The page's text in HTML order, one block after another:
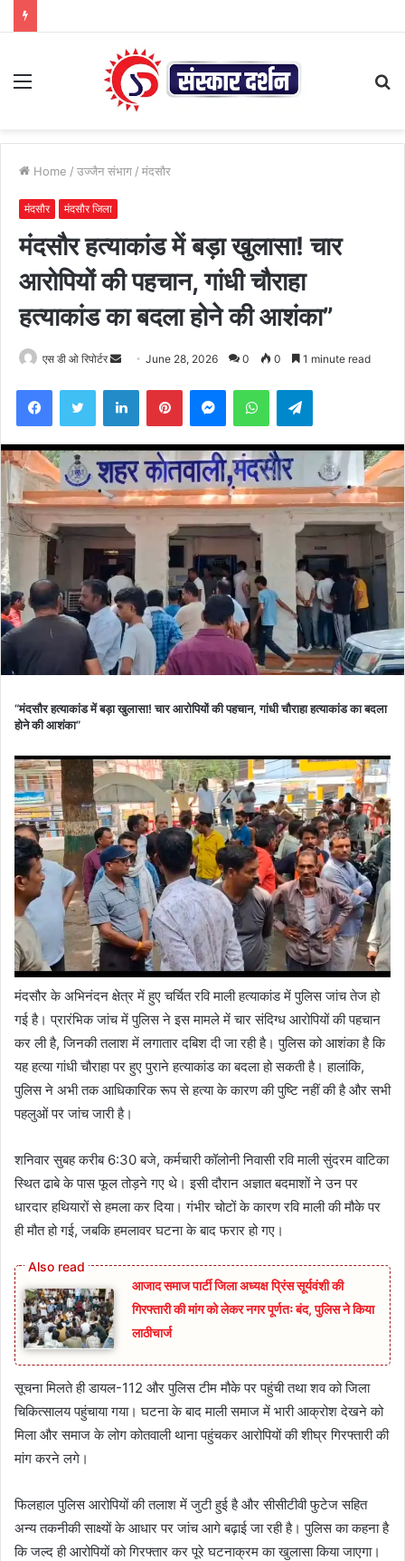
Menu
Home / उज्जैन संभाग / मंदसौर
मंदसौर मंदसौर जिला
मंदसौर हत्याकांड में बड़ा खुलासा! चार
आरोपियों की पहचान, गांधी चौराहा
हत्याकांड का बदला होने की आशंका”
एस डी ओ रिपोर्टर
Send June 28, 2026 0 0 1 minute read
FacebookTwitter LinkedInPinterestMessengerWhatsAppTelegram
“मंदसौर हत्याकांड में बड़ा खुलासा! चार आरोपियों की पहचान, गांधी चौराहा हत्याकांड का बदला
होने की आशंका”
मंदसौर के अभिनंदन क्षेत्र में हुए चर्चित रवि माली हत्याकांड में पुलिस जांच तेज हो
गई है। प्रारंभिक जांच में पुलिस ने इस मामले में चार संदिग्ध आरोपियों की पहचान
कर ली है, जिनकी तलाश में लगातार दबिश दी जा रही है। पुलिस को आशंका है कि
यह हत्या गांधी चौराहा पर हुए पुराने हत्याकांड का बदला हो सकती है। हालांकि,
पुलिस ने अभी तक आधिकारिक रूप से हत्या के कारण की पुष्टि नहीं की है और सभी
पहलुओं पर जांच जारी है।
शनिवार सुबह करीब 6:30 बजे, कर्मचारी कॉलोनी निवासी रवि माली सुंदरम वाटिका
स्थित ढाबे के पास फूल तोड़ने गए थे। इसी दौरान अज्ञात बदमाशों ने उन पर
धारदार हथियारों से हमला कर दिया। गंभीर चोटों के कारण रवि माली की मौके पर
ही मौत हो गई, जबकि हमलावर घटना के बाद फरार हो गए।
आजाद समाज पार्टी जिला अध्यक्ष प्रिंस सूर्यवंशी की
गिरफ्तारी की मांग को लेकर नगर पूर्णतः बंद, पुलिस ने किया
लाठीचार्ज
सूचना मिलते ही डायल-112 और पुलिस टीम मौके पर पहुंची तथा शव को जिला
चिकित्सालय पहुंचाया गया। घटना के बाद माली समाज में भारी आक्रोश देखने को
मिला और समाज के लोग कोतवाली थाना पहुंचकर आरोपियों की शीघ्र गिरफ्तारी की
मांग करने लगे।
फिलहाल पुलिस आरोपियों की तलाश में जुटी हुई है और सीसीटीवी फुटेज सहित
अन्य तकनीकी साक्ष्यों के आधार पर जांच आगे बढ़ाई जा रही है। पुलिस का कहना है
कि जल्द ही आरोपियों को गिरफ्तार कर पूरे घटनाक्रम का खुलासा किया जाएगा।